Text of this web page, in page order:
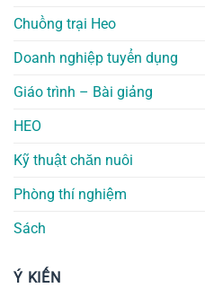
Chuồng trại Heo
Doanh nghiệp tuyển dụng
Giáo trình – Bài giảng
HEO
Kỹ thuật chăn nuôi
Phòng thí nghiệm
Sách
Ý KIẾN